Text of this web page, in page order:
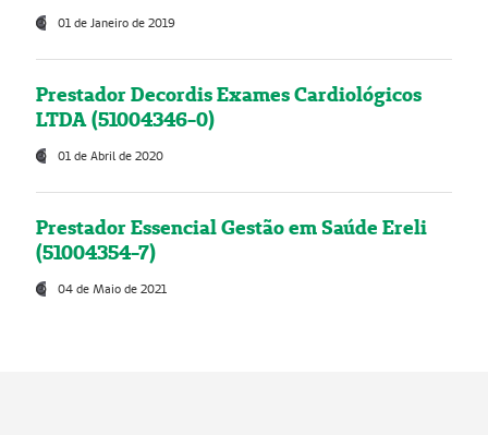
01 de Janeiro de 2019
Prestador Decordis Exames Cardiológicos
LTDA (51004346-0)
01 de Abril de 2020
Prestador Essencial Gestão em Saúde Ereli
(51004354-7)
04 de Maio de 2021